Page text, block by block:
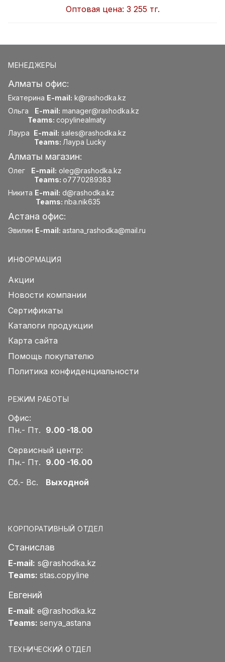
Оптовая цена: 3 255 тг.
МЕНЕДЖЕРЫ
Алматы офис:
Екатерина E-mail: k@rashodka.kz
Ольга E-mail: manager@rashodka.kz
Teams: copylinealmaty
Лаура E-mail: sales@rashodka.kz
Teams: Лаура Lucky
Алматы магазин:
Олег E-mail: oleg@rashodka.kz
Teams: o7770289383
Никита E-mail: d@rashodka.kz
Teams: nba.nik635
Астана офис:
Эвилин E-mail: astana_rashodka@mail.ru
ИНФОРМАЦИЯ
Акции
Новости компании
Сертификаты
Каталоги продукции
Карта сайта
Помощь покупателю
Политика конфиденциальности
РЕЖИМ РАБОТЫ
Офис:
Пн.- Пт. 9.00 -18.00
Сервисный центр:
Пн.- Пт. 9.00 -16.00
Сб.- Вс. Выходной
КОРПОРАТИВНЫЙ ОТДЕЛ
Станислав
E-mail: s@rashodka.kz
Teams: stas.copyline
Евгений
E-mail: e@rashodka.kz
Teams: senya_astana
ТЕХНИЧЕСКИЙ ОТДЕЛ